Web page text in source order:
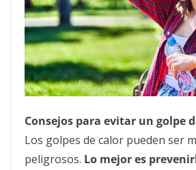
Consejos para evitar un golpe
Los golpes de calor pueden ser
peligrosos. Lo mejor es